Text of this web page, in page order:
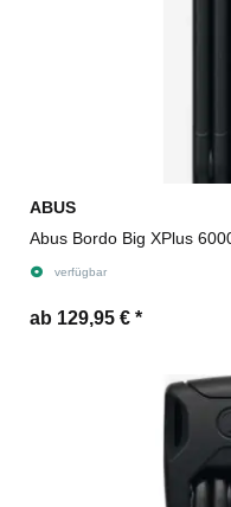
ABUS
Abus Bordo Big XPlus
verfügbar
ab 129,95 € *